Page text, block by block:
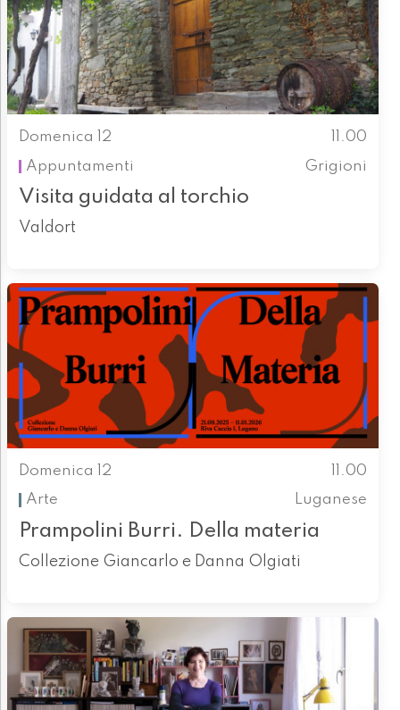
Domenica 12
11.00
Appuntamenti
Grigioni
Visita guidata al torchio
Valdort
Domenica 12
11.00
Arte
Luganese
Prampolini Burri. Della materia
Collezione Giancarlo e Danna Olgiati